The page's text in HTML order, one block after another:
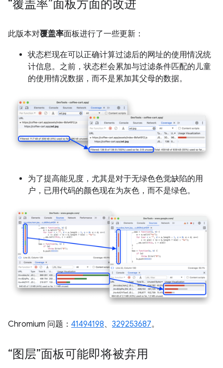
“覆盖率”面板方面的改进
此版本对覆盖率面板进行了一些更新：
状态栏现在可以正确计算过滤后的网址的使用情况统
计信息。之前，状态栏会累加与过滤条件匹配的儿童
的使用情况数据，而不是累加其父母的数据。
为了提高能见度，尤其是对于无绿色色觉缺陷的用
户，已用代码的颜色现在为灰色，而不是绿色。
Chromium 问题： 41494198、 329253687。
“图层”面板可能即将被弃用